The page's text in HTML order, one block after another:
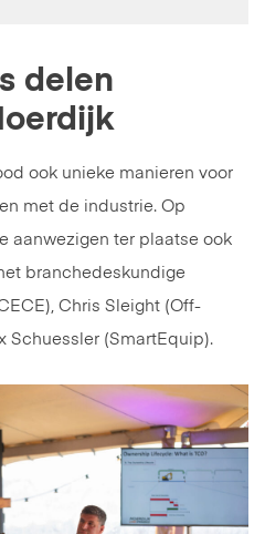
delen
ook unieke manieren voor
met de industrie. Op
aanwezigen ter plaatse ook
branchedeskundige
Chris Sleight (Off-
Schuessler (SmartEquip).